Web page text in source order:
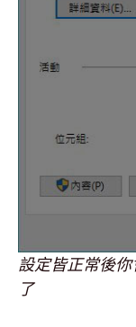
設定皆正常後你
了